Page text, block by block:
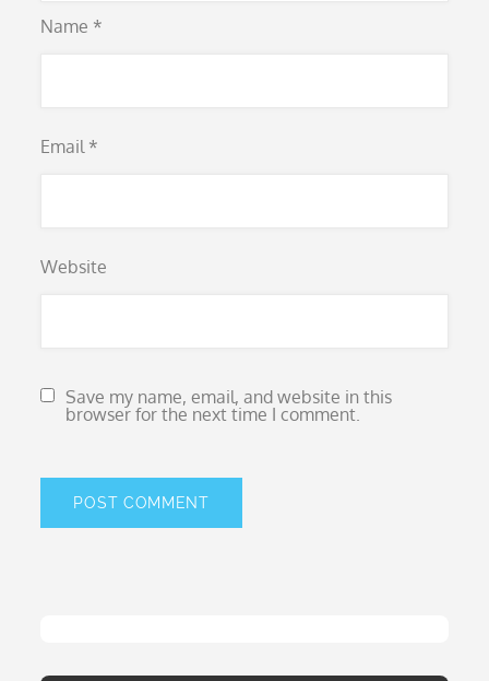
Name *
Email *
Website
Save my name, email, and website in this
browser for the next time I comment.